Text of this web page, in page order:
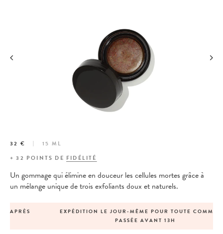
32 €
15 ML
+32 POINTS DE FIDÉLITÉ
Un gommage qui élimine en douceur les cellules mortes grâce à
un mélange unique de trois exfoliants doux et naturels.
EXPÉDITION LE JOUR-MÊME POUR TOUTE COMMANDE
PASSÉE AVANT 13H